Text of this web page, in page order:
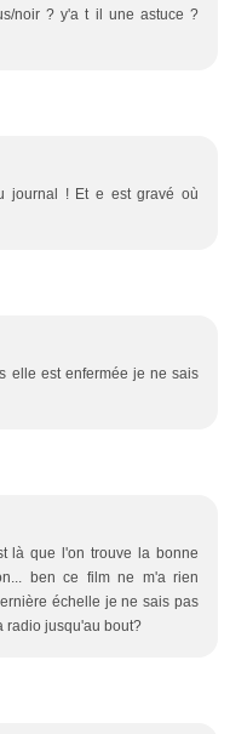
noir ? y'a t il une astuce ?
journal ! Et e est gravé où
elle est enfermée je ne sais
là que l'on trouve la bonne
ben ce film ne m'a rien
échelle je ne sais pas
radio jusqu'au bout?